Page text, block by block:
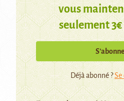
vous
seulement
Déjà abonné ?Se